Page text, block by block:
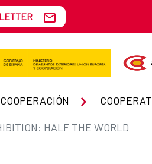
THE
COOPERACIÓN
HALF THE WORLD